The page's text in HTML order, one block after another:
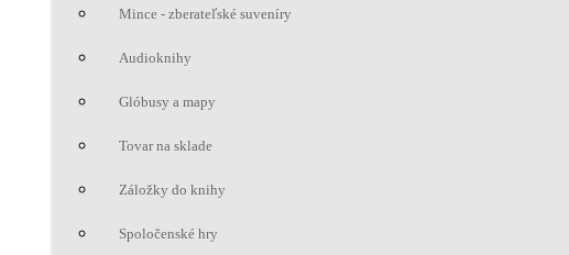
Mince - zberateľské suveníry
Audioknihy
Glóbusy a mapy
Tovar na sklade
Záložky do knihy
Spoločenské hry